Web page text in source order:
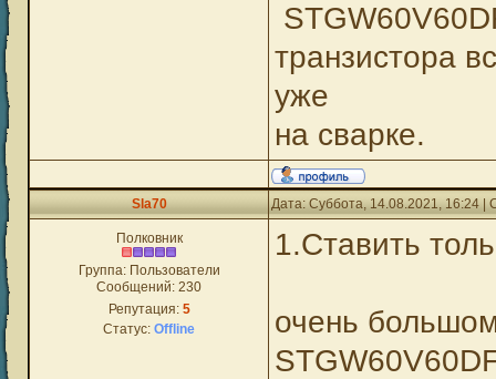
транзистора
уже
на сварке.
Sla70 Дата: Суббота, 14.08.2021, 16:24
Полковник
Группа: Пользователи
Сообщений: 230
Репутация: 5
Статус: Offline
1.Ставить
очень